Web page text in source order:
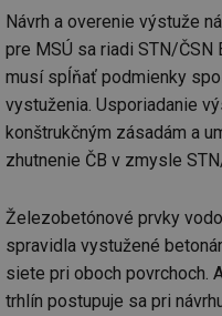
Návrh a overenie výstuže
pre MSÚ sa riadi STN/ČSN
musí spĺňať podmienky
vystuženia. Usporiadanie
konštrukčným zásadám a
zhutnenie ČB v zmysle
Železobetónové prvky
spravidla vystužené
siete pri oboch povrchoch.
trhlín postupuje sa pri